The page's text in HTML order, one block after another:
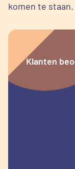
komen te staan.
Klanten